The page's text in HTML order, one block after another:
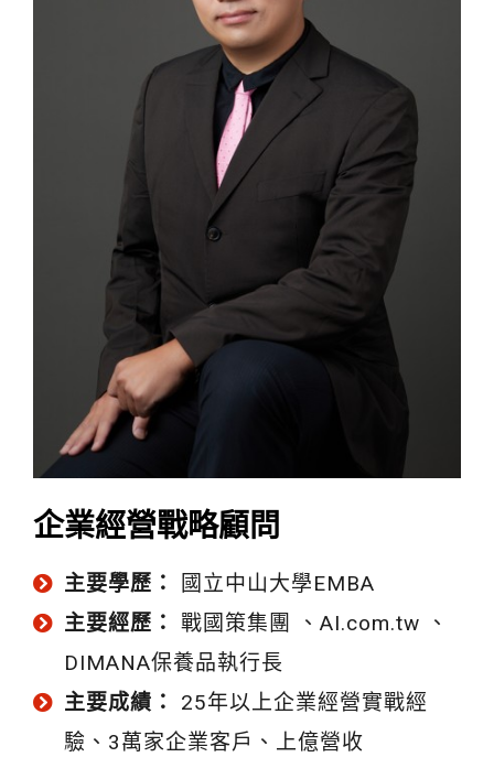
企業經營戰略顧問
主要學歷：
國立中山大學EMBA
主要經歷： 戰國策集團 、AI.com.tw 、
DIMANA保養品執行長
主要成績： 25年以上企業經營實戰經
驗、3萬家企業客戶、上億營收